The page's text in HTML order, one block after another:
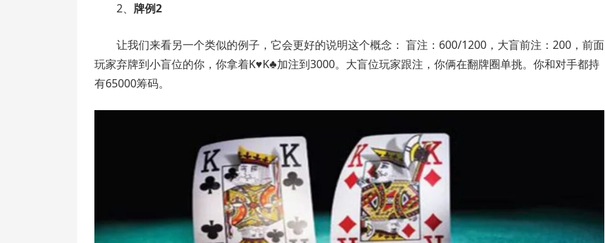
2、 牌例2
让我们来看另一个类似的例子，它会更好的说明这个概念： 盲注：600/1200，大盲前注：200，前面
玩家弃牌到小盲位的你，你拿着K♥K♣加注到3000。大盲位玩家跟注，你俩在翻牌圈单挑。你和对手都持
有65000筹码。